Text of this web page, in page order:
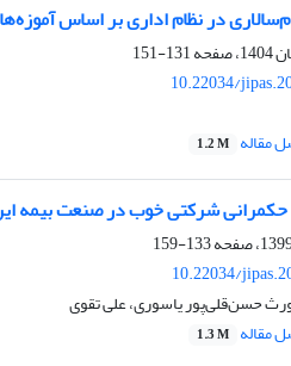
در نظام اداری بر اساس
131-151
10.22034/
مقاله 1.2 M
حکمرانی شرکتی خوب در صنعت بیمه
133-159
10.22034/
حسن‌قلی‌پور یاسوری، علی تقوی
مقاله 1.3 M